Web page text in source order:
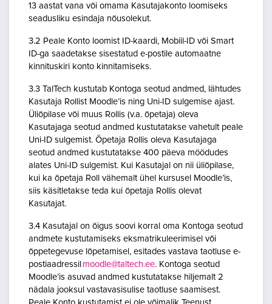
13 aastat vana või omama Kasutajakonto loomiseks
seadusliku esindaja nõusolekut.
3.2 Peale Konto loomist ID-kaardi, Mobiil-ID või Smart
ID-ga saadetakse sisestatud e-postile automaatne
kinnituskiri konto kinnitamiseks.
3.3 TalTech kustutab Kontoga seotud andmed, lähtudes
Kasutaja Rollist Moodle’is ning Uni-ID sulgemise ajast.
Üliõpilase või muus Rollis (v.a. õpetaja) oleva
Kasutajaga seotud andmed kustutatakse vahetult peale
Uni-ID sulgemist. Õpetaja Rollis oleva Kasutajaga
seotud andmed kustutatakse 400 päeva möödudes
alates Uni-ID sulgemist. Kui Kasutajal on nii üliõpilase,
kui ka õpetaja Roll vähemalt ühel kursusel Moodle’is,
siis käsitletakse teda kui õpetaja Rollis olevat
Kasutajat.
3.4 Kasutajal on õigus soovi korral oma Kontoga seotud
andmete kustutamiseks eksmatrikuleerimisel või
õppetegevuse lõpetamisel, esitades vastava taotluse e-
postiaadressil moodle@taltech.ee. Kontoga seotud
Moodle’is asuvad andmed kustutatakse hiljemalt 2
nädala jooksul vastavasisulise taotluse saamisest.